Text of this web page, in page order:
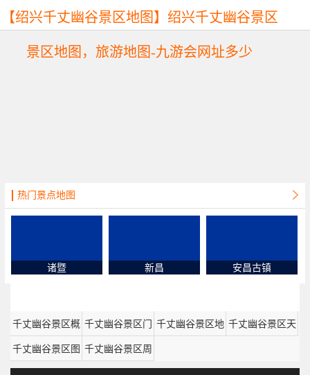
【绍兴千丈幽谷景区地图】绍兴千丈幽谷景区
景区地图，旅游地图-九游会网址多少
热门景点地图
诸暨 新昌 安昌古镇
千丈幽谷景区概
述
千丈幽谷景区门
票
千丈幽谷景区地 千丈幽谷景区天
千丈幽谷景区图 千丈幽谷景区周